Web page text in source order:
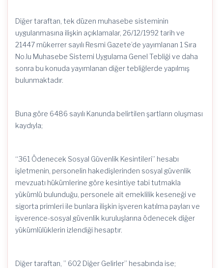
Diğer taraftan, tek düzen muhasebe sisteminin
uygulanmasına ilişkin açıklamalar, 26/12/1992 tarih ve
21447 mükerrer sayılı Resmi Gazete’de yayımlanan 1 Sıra
No.lu Muhasebe Sistemi Uygulama Genel Tebliği ve daha
sonra bu konuda yayımlanan diğer tebliğlerde yapılmış
bulunmaktadır.
Buna göre 6486 sayılı Kanunda belirtilen şartların oluşması
kaydıyla;
“361 Ödenecek Sosyal Güvenlik Kesintileri” hesabı
işletmenin, personelin hakedişlerinden sosyal güvenlik
mevzuatı hükümlerine göre kesintiye tabi tutmakla
yükümlü bulunduğu, personele ait emeklilik keseneği ve
sigorta primleri ile bunlara ilişkin işveren katılma payları ve
işverence-sosyal güvenlik kuruluşlarına ödenecek diğer
yükümlülüklerin izlendiği hesaptır.
Diğer taraftan, ” 602 Diğer Gelirler” hesabında ise;